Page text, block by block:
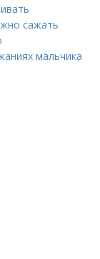
сажать
мальчика